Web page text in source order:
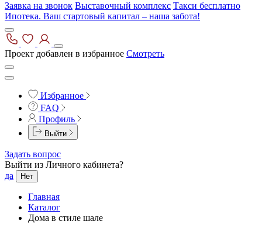
Заявка на звонок Выставочный комплекс Такси бесплатно
Ипотека. Ваш стартовый капитал – наша забота!
Проект добавлен в избранное Смотреть
Избранное
FAQ
Профиль
Выйти
Задать вопрос
Выйти из Личного кабинета?
да
Нет
Главная
Каталог
Дома в стиле шале